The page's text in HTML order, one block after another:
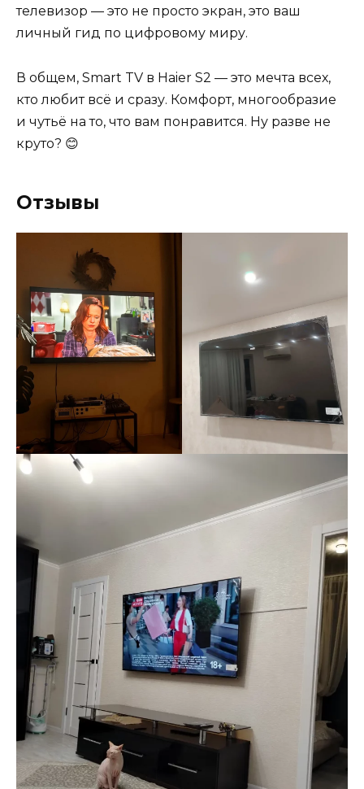
телевизор — это не просто экран, это ваш
личный гид по цифровому миру.
В общем, Smart TV в Haier S2 — это мечта всех,
кто любит всё и сразу. Комфорт, многообразие
и чутьё на то, что вам понравится. Ну разве не
круто? 😊
Отзывы